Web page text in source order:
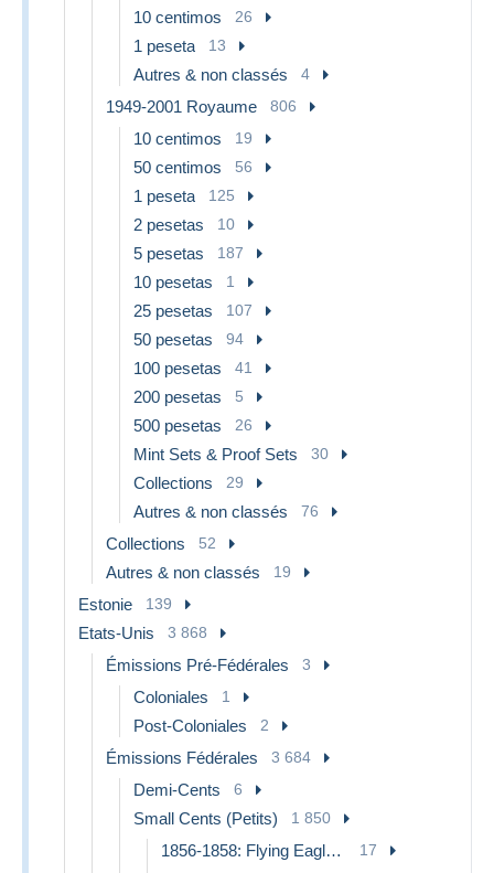
10 centimos 26
1 peseta 13
Autres & non classés 4
1949-2001 Royaume 806
10 centimos 19
50 centimos 56
1 peseta 125
2 pesetas 10
5 pesetas 187
10 pesetas 1
25 pesetas 107
50 pesetas 94
100 pesetas 41
200 pesetas 5
500 pesetas 26
Mint Sets & Proof Sets 30
Collections 29
Autres & non classés 76
Collections 52
Autres & non classés 19
Estonie 139
Etats-Unis 3 868
Émissions Pré-Fédérales 3
Coloniales 1
Post-Coloniales 2
Émissions Fédérales 3 684
Demi-Cents 6
Small Cents (Petits) 1 850
1856-1858: Flying Eagle (Aigle Volant) 17